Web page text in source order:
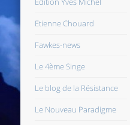
Etienne Chouard
Fawkes-news
Le 4ème Singe
Le blog de la Résistance
Le Nouveau Paradigme